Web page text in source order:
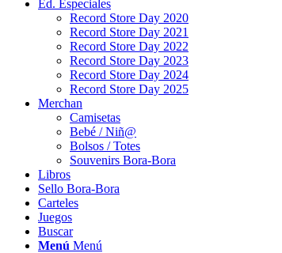
Ed. Especiales
Record Store Day 2020
Record Store Day 2021
Record Store Day 2022
Record Store Day 2023
Record Store Day 2024
Record Store Day 2025
Merchan
Camisetas
Bebé / Niñ@
Bolsos / Totes
Souvenirs Bora-Bora
Libros
Sello Bora-Bora
Carteles
Juegos
Buscar
Menú Menú